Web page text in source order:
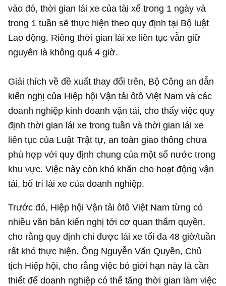
vào đó, thời gian lái xe của tài xế trong 1 ngày và
trong 1 tuần sẽ thực hiện theo quy định tại Bộ luật
Lao động. Riêng thời gian lái xe liên tục vẫn giữ
nguyên là không quá 4 giờ.
Giải thích về đề xuất thay đổi trên, Bộ Công an dẫn
kiến nghị của Hiệp hội Vận tải ôtô Việt Nam và các
doanh nghiệp kinh doanh vận tải, cho thấy việc quy
định thời gian lái xe trong tuần và thời gian lái xe
liên tục của Luật Trật tự, an toàn giao thông chưa
phù hợp với quy định chung của một số nước trong
khu vực. Việc này còn khó khăn cho hoạt động vận
tải, bố trí lái xe của doanh nghiệp.
Trước đó, Hiệp hội Vận tải ôtô Việt Nam từng có
nhiều văn bản kiến nghị tới cơ quan thẩm quyền,
cho rằng quy định chỉ được lái xe tối đa 48 giờ/tuần
rất khó thực hiện. Ông Nguyễn Văn Quyền, Chủ
tịch Hiệp hội, cho rằng việc bỏ giới hạn này là cần
thiết để doanh nghiệp có thể tăng thời gian làm việc